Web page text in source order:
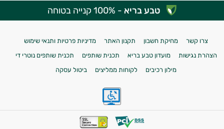
טבע בריא - 100% קנייה בטוחה
צרו קשר מחיקת חשבון תקנון האתר
מדיניות פרטיות ותנאי שימוש
הצהרת נגישות
מועדון טבע בריא תכנית שותפים
תכנית שותפים נוטרי די
מילון רכיבים
לקוחות ממליצים ביטול עסקה